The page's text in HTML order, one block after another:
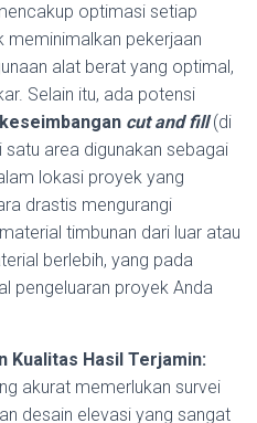
optimasi setiap
meminimalkan pekerjaan
alat berat yang optimal,
Selain itu, ada potensi
keseimbangan cut and fill(di
area digunakan sebagai
lokasi proyek yang
drastis mengurangi
timbunan dari luar atau
berlebih, yang pada
pengeluaran proyek Anda
Kualitas Hasil Terjamin:
akurat memerlukan survei
desain elevasi yang sangat